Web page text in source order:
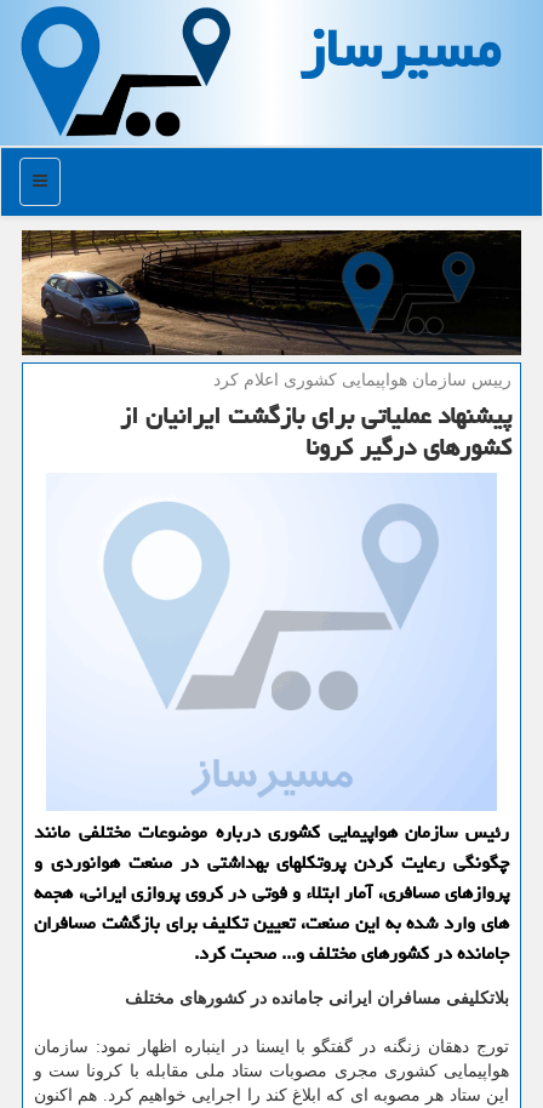
مسیرساز
منو
رییس سازمان هواپیمایی كشوری اعلام كرد
پیشنهاد عملیاتی برای بازگشت ایرانیان از
كشورهای درگیر كرونا
رئیس سازمان هواپیمایی کشوری درباره موضوعات مختلفی مانند
چگونگی رعایت کردن پروتکلهای بهداشتی در صنعت هوانوردی و
پروازهای مسافری، آمار ابتلاء و فوتی در کروی پروازی ایرانی، هجمه
های وارد شده به این صنعت، تعیین تکلیف برای بازگشت مسافران
جامانده در کشورهای مختلف و... صحبت کرد.
بلاتکلیفی مسافران ایرانی جامانده در کشورهای مختلف
تورج دهقان زنگنه در گفتگو با ایسنا در اینباره اظهار نمود: سازمان
هواپیمایی کشوری مجری مصوبات ستاد ملی مقابله با کرونا ست و
این ستاد هر مصوبه ای که ابلاغ کند را اجرایی خواهیم کرد. هم اکنون